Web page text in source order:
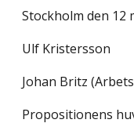
Stockholm den 12
Ulf Kristersson
Johan Britz
Propositionens